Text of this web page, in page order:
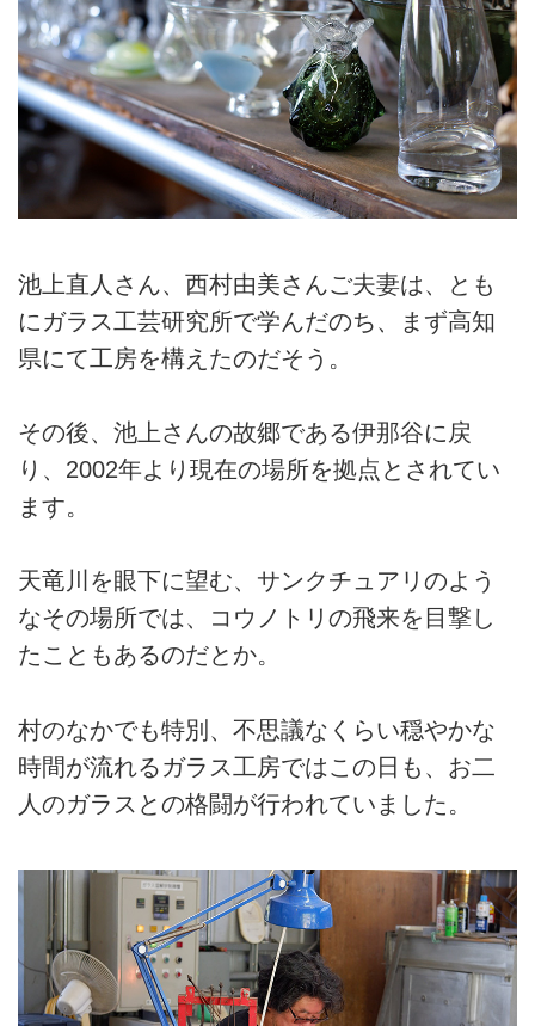
池上直人さん、西村由美さんご夫妻は、とも
にガラス工芸研究所で学んだのち、まず高知
県にて工房を構えたのだそう。
その後、池上さんの故郷である伊那谷に戻
り、2002年より現在の場所を拠点とされてい
ます。
天竜川を眼下に望む、サンクチュアリのよう
なその場所では、コウノトリの飛来を目撃し
たこともあるのだとか。
村のなかでも特別、不思議なくらい穏やかな
時間が流れるガラス工房ではこの日も、お二
人のガラスとの格闘が行われていました。